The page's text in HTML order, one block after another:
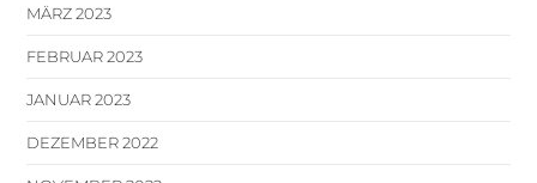
MÄRZ 2023
FEBRUAR 2023
JANUAR 2023
DEZEMBER 2022